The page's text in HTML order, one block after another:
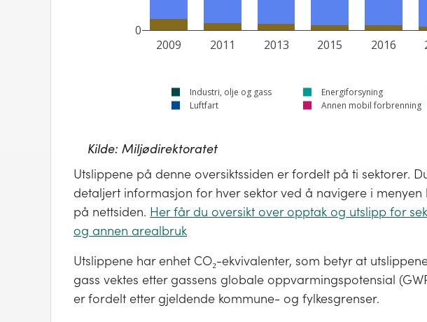
2009 2011 2013 2015 2016
0
Industri, olje og gass Energiforsyning
Luftfart
Annen mobil forbrenning
Kilde: Miljødirektoratet
Utslippene på denne oversiktssiden er fordelt på ti sektorer.
detaljert informasjon for hver sektor ved å navigere i
på nettsiden. Her får du oversikt over opptak og utslipp for
og annen arealbruk
Utslippene har enhet CO₂-ekvivalenter, som betyr at
gass vektes etter gassens globale oppvarmingspotensial
er fordelt etter gjeldende kommune- og fylkesgrenser.